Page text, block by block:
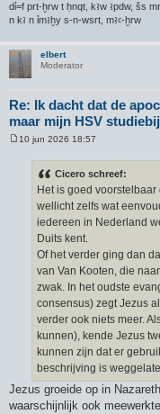
dỉ=f prt-ḫrw t ḥnqt, kꜣw ꜣpdw, šs
n kꜣ n ỉmꜣḫy s-n-wsrt, mꜣꜥ-ḫrw
elbert
Moderator
Re: Ik dacht dat de
maar mijn HSV
10 jun 2026 18:57
Cicero schreef:
Het is goed
wellicht zelfs wat
iedereen in Nederland
Duits kent.
Of het verder ging dan
van Van Kooten, die
zwak. In het oudste
consensus) zegt Jezus
verder ook niets meer.
kunnen), kende Jezus
kunnen zijn dat er
beschrijving is
Jezus groeide op in
waarschijnlijk ook